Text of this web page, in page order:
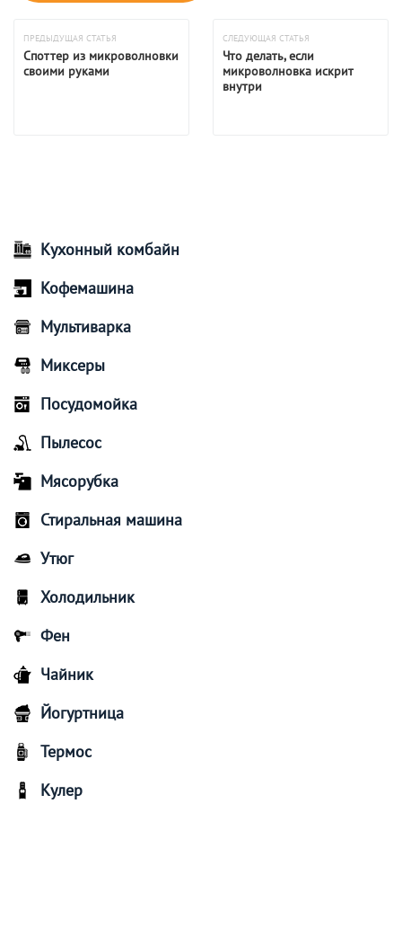
ПРЕДЫДУЩАЯ СТАТЬЯ
Споттер из микроволновки
своими руками
СЛЕДУЮЩАЯ СТАТЬЯ
Что делать, если
микроволновка искрит
внутри
Кухонный комбайн
Кофемашина
Мультиварка
Миксеры
Посудомойка
Пылесос
Мясорубка
Стиральная машина
Утюг
Холодильник
Фен
Чайник
Йогуртница
Термос
Кулер